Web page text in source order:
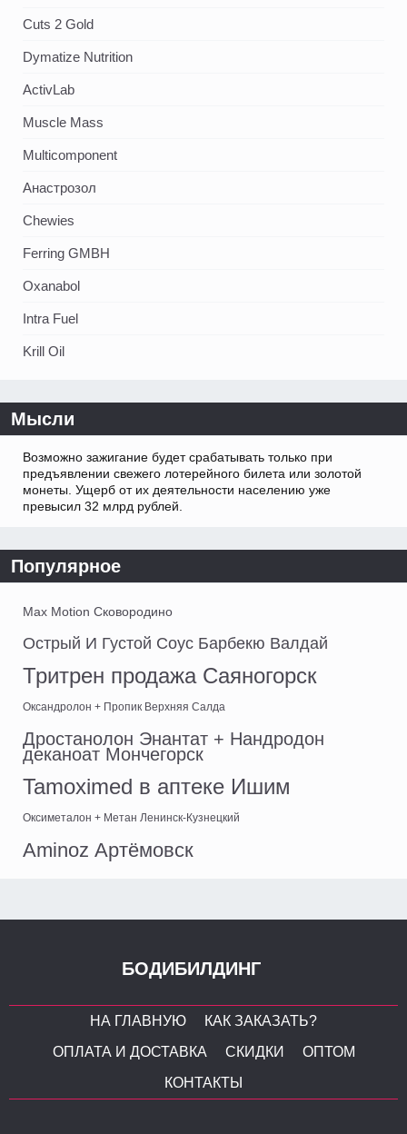
Cuts 2 Gold
Dymatize Nutrition
ActivLab
Muscle Mass
Multicomponent
Анастрозол
Chewies
Ferring GMBH
Oxanabol
Intra Fuel
Krill Oil
Мысли
Возможно зажигание будет срабатывать только при
предъявлении свежего лотерейного билета или золотой
монеты. Ущерб от их деятельности населению уже
превысил 32 млрд рублей.
Популярное
Max Motion Сковородино
Острый И Густой Соус Барбекю Валдай
Тритрен продажа Саяногорск
Оксандролон + Пропик Верхняя Салда
Дростанолон Энантат + Нандродон
деканоат Мончегорск
Tamoximed в аптеке Ишим
Оксиметалон + Метан Ленинск-Кузнецкий
Aminoz Артёмовск
БОДИБИЛДИНГ
НА ГЛАВНУЮ
КАК ЗАКАЗАТЬ?
ОПЛАТА И ДОСТАВКА
СКИДКИ
ОПТОМ
КОНТАКТЫ